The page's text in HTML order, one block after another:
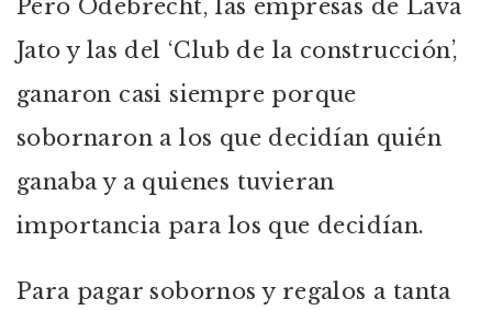
Pero Odebrecht, las empresas de Lava
Jato y las del ‘Club de la construcción’,
ganaron casi siempre porque
sobornaron a los que decidían quién
ganaba y a quienes tuvieran
importancia para los que decidían.
Para pagar sobornos y regalos a tanta